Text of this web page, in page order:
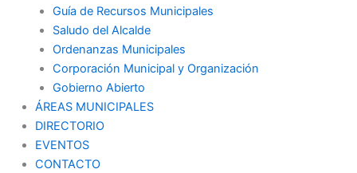
Guía de Recursos Municipales
Saludo del Alcalde
Ordenanzas Municipales
Corporación Municipal y Organización
Gobierno Abierto
ÁREAS MUNICIPALES
DIRECTORIO
EVENTOS
CONTACTO